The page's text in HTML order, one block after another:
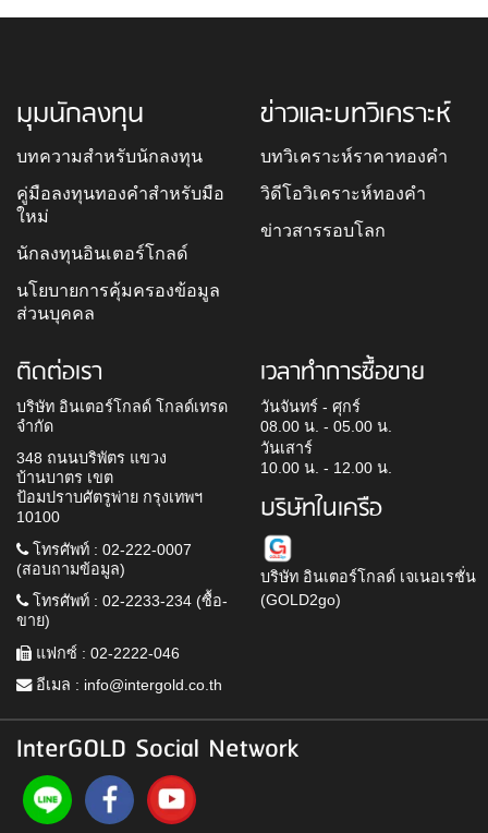
มุมนักลงทุน
บทความสำหรับนักลงทุน
คู่มือลงทุนทองคำสำหรับมือ
ใหม่
นักลงทุนอินเตอร์โกลด์
นโยบายการคุ้มครองข้อมูล
ส่วนบุคคล
ข่าวและบทวิเคราะห์
บทวิเคราะห์ราคาทองคำ
วิดีโอวิเคราะห์ทองคำ
ข่าวสารรอบโลก
ติดต่อเรา
บริษัท อินเตอร์โกลด์ โกลด์เทรด
จำกัด
348 ถนนบริพัตร แขวง
บ้านบาตร เขต
ป้อมปราบศัตรูพ่าย กรุงเทพฯ
10100
โทรศัพท์ : 02-222-0007
(สอบถามข้อมูล)
โทรศัพท์ : 02-2233-234 (ซื้อ-
ขาย)
แฟกซ์ : 02-2222-046
อีเมล : info@intergold.co.th
เวลาทำการซื้อขาย
วันจันทร์ - ศุกร์
08.00 น. - 05.00 น.
วันเสาร์
10.00 น. - 12.00 น.
บริษัทในเครือ
บริษัท อินเตอร์โกลด์ เจเนอเรชั่น
(GOLD2go)
InterGOLD Social Network